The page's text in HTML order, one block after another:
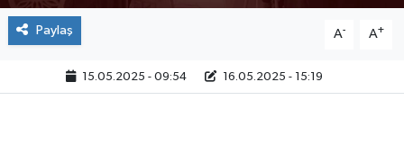
Paylaş A- A+
15.05.2025 - 09:54 16.05.2025 - 15:19